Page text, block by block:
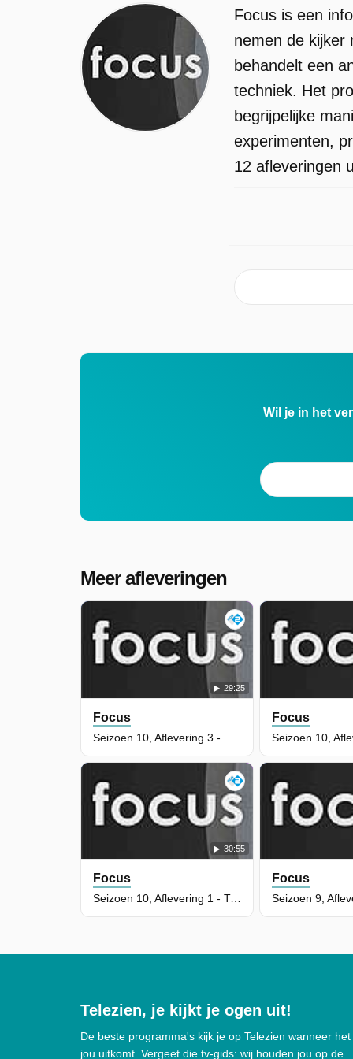
dinsdag 7 oktober 2025 om 21:00 uur.
Focus is een
nemen de kijker
behandelt een
techniek. Het
begrijpelijke
experimenten,
12 afleveringen
Wil je in het
Meer afleveringen
29:25
Focus Focus
30:55
Focus
Seizoen 10, Aflevering 1 - Trauma in het vrouwenbrein
Focus
Telezien, je kijkt je ogen uit!
De beste programma's kijk je op Telezien wanneer het
jou uitkomt. Vergeet die tv-gids: wij houden jou op de